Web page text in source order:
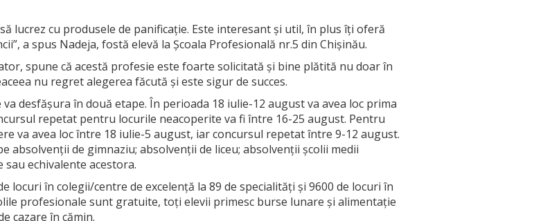
lucrez cu produsele de panificație. Este interesant și util, în plus îți oferă
a spus Nadeja, fostă elevă la Școala Profesională nr.5 din Chișinău.
spune că acestă profesie este foarte solicitată și bine plătită nu doar în
nu regret alegerea făcută și este sigur de succes.
desfășura în două etape. În perioada 18 iulie-12 august va avea loc prima
repetat pentru locurile neacoperite va fi între 16-25 august. Pentru
va avea loc între 18 iulie-5 august, iar concursul repetat între 9-12 august.
absolvenții de gimnaziu; absolvenții de liceu; absolvenții școlii medii
echivalente acestora.
locuri în colegii/centre de excelență la 89 de specialități și 9600 de locuri în
profesionale sunt gratuite, toți elevii primesc burse lunare și alimentație
cazare în cămin.